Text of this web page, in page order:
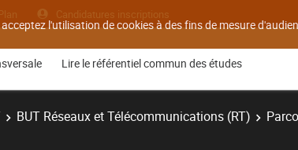
l'utilisation de cookies à des fins de mesure
Candidatures inscriptions
Lire le référentiel commun des études
BUT Réseaux et Télécommunications (RT)